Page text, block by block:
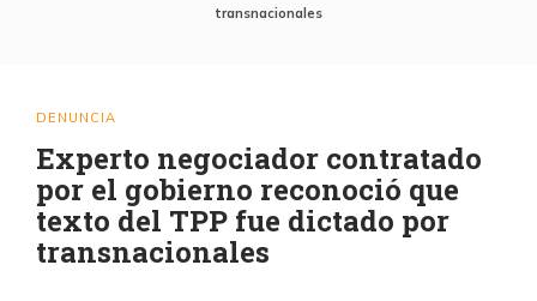
transnacionales
DENUNCIA
Experto negociador contratado
por el gobierno reconoció que
texto del TPP fue dictado por
transnacionales